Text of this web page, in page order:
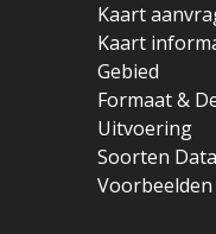
Kaart
Kaart
Gebied
Formaat &
Uitvoering
Soorten Data
Voorbeelden